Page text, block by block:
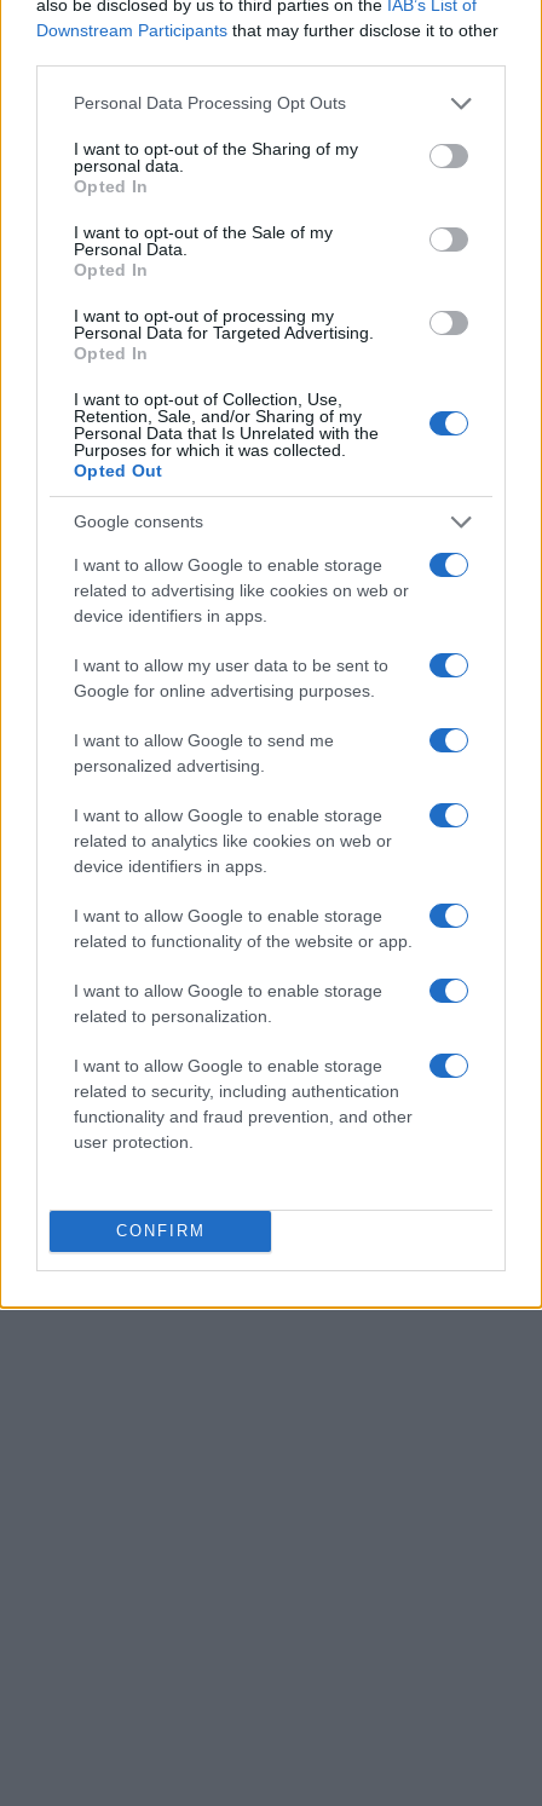
also be disclosed by us to third parties on the IAB’s List of
Downstream Participants that may further disclose it to other
Please note that this website/app uses one or more Google
not limited to your visit or usage behaviour. You may click to
grant or deny consent to Google and its third-party tags to
use your data for below specified purposes in below Google
consent section.
Personal Data Processing Opt Outs
I want to opt-out of the Sharing of my
personal data.
Opted In
I want to opt-out of the Sale of my
Personal Data.
Opted In
I want to opt-out of processing my
Personal Data for Targeted Advertising.
Opted In
I want to opt-out of Collection, Use,
Retention, Sale, and/or Sharing of my
Personal Data that Is Unrelated with the
Purposes for which it was collected.
Opted Out
Google consents
I want to allow Google to enable storage
related to advertising like cookies on web or
device identifiers in apps.
I want to allow my user data to be sent to
Google for online advertising purposes.
I want to allow Google to send me
personalized advertising.
I want to allow Google to enable storage
related to analytics like cookies on web or
device identifiers in apps.
I want to allow Google to enable storage
related to functionality of the website or app.
I want to allow Google to enable storage
related to personalization.
I want to allow Google to enable storage
related to security, including authentication
functionality and fraud prevention, and other
user protection.
CONFIRM
AUTEUR
Diallo Josué Sylien